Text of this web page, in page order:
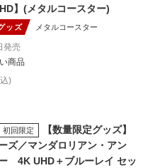
】(メタルコースター)
ッズ メタルコースター
発売
商品
)
初回限定
【数量限定グッズ】
ズ／マンダロリアン・アン
4K UHD＋ブルーレイ セッ